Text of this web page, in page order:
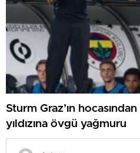
Sturm Graz’ın
yıldızına övgü yağmuru